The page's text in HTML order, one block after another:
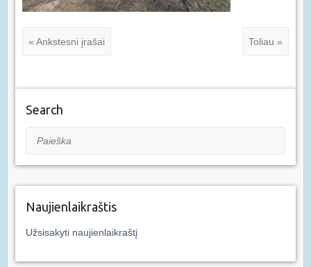
« Ankstesni įrašai Toliau »
Search
Paieška
Naujienlaikraštis
Užsisakyti naujienlaikraštį